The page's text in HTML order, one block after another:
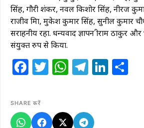
सिंह, गौरी शंकर, नवल किशोर सिंह, नीरज
राजीव मिश्रा, मुकेश कुमार सिंह, सुनील कुमार
सराहनीय रहा. धन्यवाद ज्ञापन श्रीराम ठाकुर
संयुक्त रुप से किया.
Facebook
Twitter
WhatsApp
SHARE करें